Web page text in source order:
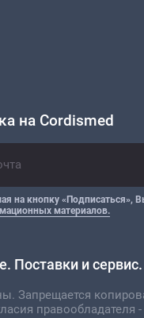
на Cordismed
на кнопку «Подписаться»,
материалов.
Поставки и сервис.
Запрещается